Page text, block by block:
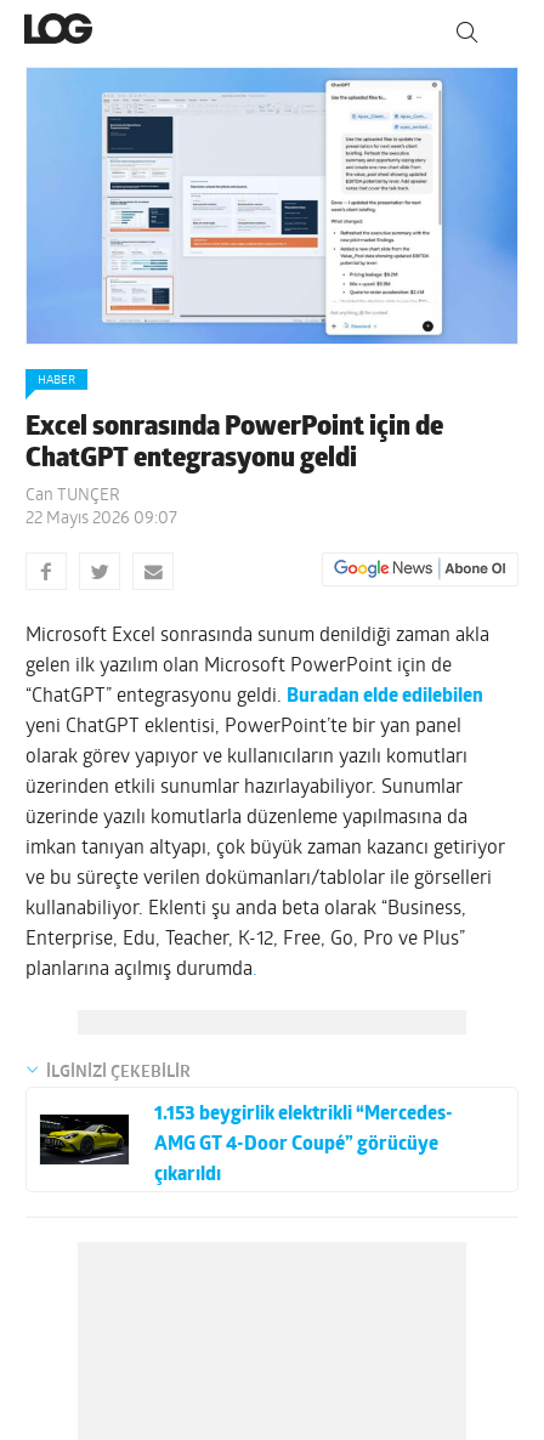
HABER
Excel sonrasında PowerPoint için de
ChatGPT entegrasyonu geldi
Can TUNÇER
22 Mayıs 2026 09:07
Microsoft Excel sonrasında sunum denildiği zaman akla
gelen ilk yazılım olan Microsoft PowerPoint için de
“ChatGPT” entegrasyonu geldi. Buradan elde edilebilen
yeni ChatGPT eklentisi, PowerPoint’te bir yan panel
olarak görev yapıyor ve kullanıcıların yazılı komutları
üzerinden etkili sunumlar hazırlayabiliyor. Sunumlar
üzerinde yazılı komutlarla düzenleme yapılmasına da
imkan tanıyan altyapı, çok büyük zaman kazancı getiriyor
ve bu süreçte verilen dokümanları/tablolar ile görselleri
kullanabiliyor. Eklenti şu anda beta olarak “Business,
Enterprise, Edu, Teacher, K-12, Free, Go, Pro ve Plus”
planlarına açılmış durumda.
İLGİNİZİ ÇEKEBİLİR
1.153 beygirlik elektrikli “Mercedes-
AMG GT 4-Door Coupé” görücüye
çıkarıldı